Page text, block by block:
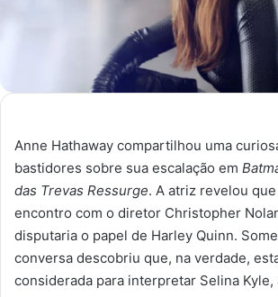
Anne Hathaway compartilhou uma
bastidores sobre sua escalação em
das Trevas Ressurge. A atriz revelou
encontro com o diretor Christopher
disputaria o papel de Harley Quinn.
conversa descobriu que, na verdade,
considerada para interpretar Selina Kyle,